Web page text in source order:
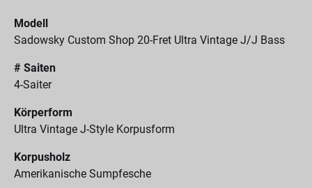
Modell
Sadowsky Custom Shop 20-Fret Ultra Vintage J/J Bass
# Saiten
4-Saiter
Körperform
Ultra Vintage J-Style Korpusform
Korpusholz
Amerikanische Sumpfesche